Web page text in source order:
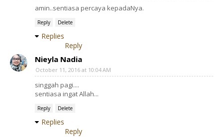
amin..sentiasa percaya kepadaNya.
Reply Delete
Replies
Reply
Nieyla Nadia
October 11, 2016 at 10:04 AM
singgah pagi....
sentiasa ingat Allah...
Reply Delete
Replies
Reply